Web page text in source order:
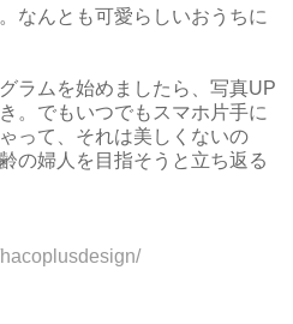
なんとも可愛らしいおうちに
ラムを始めましたら、写真UP
。でもいつでもスマホ片手に
って、それは美しくないの
の婦人を目指そうと立ち返る